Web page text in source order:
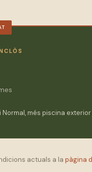
Normal, més piscina
actuals a la pàgina